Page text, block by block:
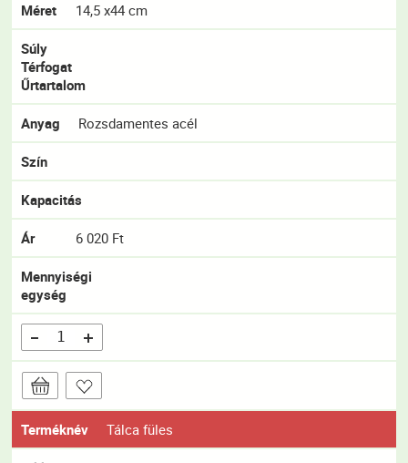
Méret 14,5 x44 cm
Súly
Térfogat
Űrtartalom
Anyag Rozsdamentes acél
Szín
Kapacitás
Ár 6 020 Ft
Mennyiségi
egység
Terméknév Tálca füles